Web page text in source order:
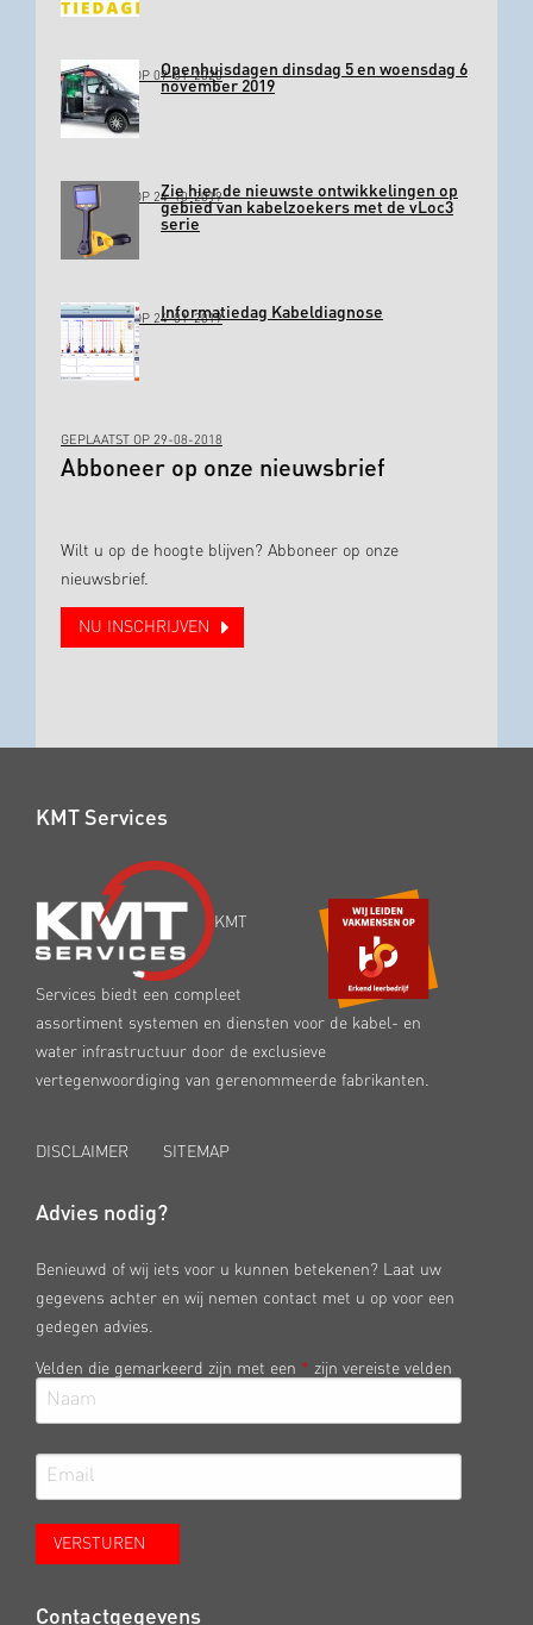
GEPLAATST OP 09-01-2020Openhuisdagen dinsdag 5 en woensdag 6
november 2019
GEPLAATST OP 24-10-2019Zie hier de nieuwste ontwikkelingen op
gebied van kabelzoekers met de vLoc3
serie
GEPLAATST OP 24-01-2019Informatiedag Kabeldiagnose
GEPLAATST OP 29-08-2018
Abboneer op onze nieuwsbrief
Wilt u op de hoogte blijven? Abboneer op onze
nieuwsbrief.
NU INSCHRIJVEN
KMT Services
KMT
Services biedt een compleet
assortiment systemen en diensten voor de kabel- en
water infrastructuur door de exclusieve
vertegenwoordiging van gerenommeerde fabrikanten.
DISCLAIMER SITEMAP
Advies nodig?
Benieuwd of wij iets voor u kunnen betekenen? Laat uw
gegevens achter en wij nemen contact met u op voor een
gedegen advies.
Velden die gemarkeerd zijn met een * zijn vereiste velden
Contactgegevens